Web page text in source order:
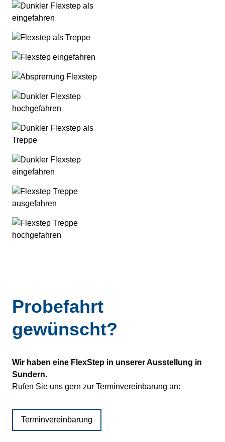
Probefahrt
gewünscht?
Wir haben eine FlexStep in unserer Ausstellung in
Sundern.
Rufen Sie uns gern zur Terminvereinbarung an:
Terminvereinbarung